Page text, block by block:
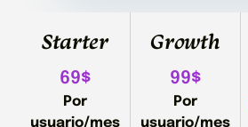
Starter
69$
Por
usuario/mes
Growth
99$
Por
usuario/mes